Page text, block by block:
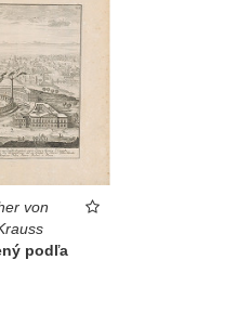
von
podľa